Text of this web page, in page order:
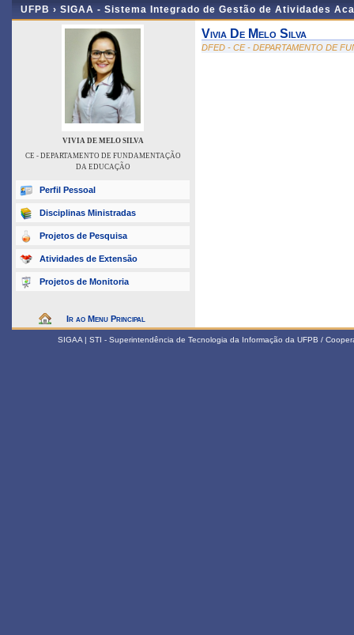
UFPB › SIGAA - Sistema Integrado de Gestão de Atividades
VIVIA DE MELO SILVA
CE - DEPARTAMENTO DE FUNDAMENTAÇÃO
DA EDUCAÇÃO
Perfil Pessoal
Disciplinas Ministradas
Projetos de Pesquisa
Atividades de Extensão
Projetos de Monitoria
Ir ao Menu Principal
Vivia De Melo Silva
DFED - CE - DEPARTAMENTO DE
SIGAA | STI - Superintendência de Tecnologia da Informação da UFPB /